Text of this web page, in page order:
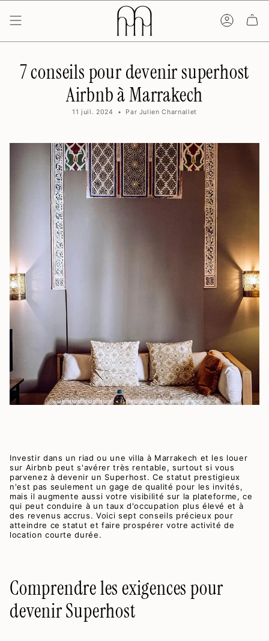
contenu
la
7 conseils pour devenir superhost
Airbnb à Marrakech
11 juil. 2024 Par Julien Charnallet
Investir dans un riad ou une villa à Marrakech et les louer
sur Airbnb peut s'avérer très rentable, surtout si vous
parvenez à devenir un Superhost. Ce statut prestigieux
n'est pas seulement un gage de qualité pour les invités,
mais il augmente aussi votre visibilité sur la plateforme, ce
qui peut conduire à un taux d'occupation plus élevé et à
des revenus accrus. Voici sept conseils précieux pour
atteindre ce statut et faire prospérer votre activité de
location courte durée.
Comprendre les exigences pour
devenir Superhost